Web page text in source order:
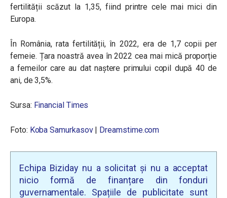
fertilității scăzut la 1,35, fiind printre cele mai mici din
Europa.
În România, rata fertilității, în 2022, era de 1,7 copii per
femeie. Țara noastră avea în 2022 cea mai mică proporție
a femeilor care au dat naștere primului copil după 40 de
ani, de 3,5%.
Sursa: Financial Times
Foto: Koba Samurkasov| Dreamstime.com
Echipa Biziday nu a solicitat și nu a acceptat
nicio formă de finanțare din fonduri
guvernamentale. Spațiile de publicitate sunt